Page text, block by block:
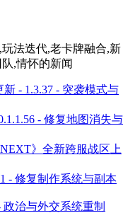
法迭代,老卡牌融合,新
,情怀的新闻
新 - 1.3.37 - 突袭模式与
- 修复地图消失与
》全新跨服战区上
- 修复制作系统与副本
政治与外交系统重制